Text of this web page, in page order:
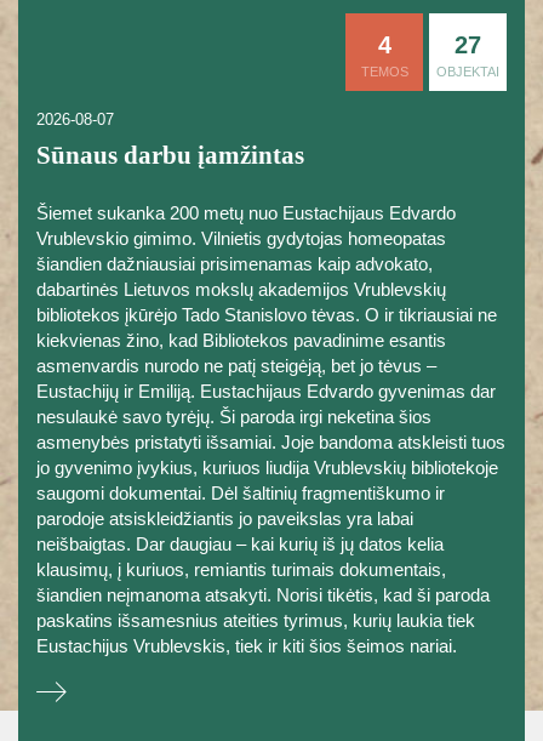
4
TEMOS
27
OBJEKTAI
2026-08-07
Sūnaus darbu įamžintas
Šiemet sukanka 200 metų nuo Eustachijaus Edvardo
Vrublevskio gimimo. Vilnietis gydytojas homeopatas
šiandien dažniausiai prisimenamas kaip advokato,
dabartinės Lietuvos mokslų akademijos Vrublevskių
bibliotekos įkūrėjo Tado Stanislovo tėvas. O ir tikriausiai ne
kiekvienas žino, kad Bibliotekos pavadinime esantis
asmenvardis nurodo ne patį steigėją, bet jo tėvus –
Eustachijų ir Emiliją. Eustachijaus Edvardo gyvenimas dar
nesulaukė savo tyrėjų. Ši paroda irgi neketina šios
asmenybės pristatyti išsamiai. Joje bandoma atskleisti tuos
jo gyvenimo įvykius, kuriuos liudija Vrublevskių bibliotekoje
saugomi dokumentai. Dėl šaltinių fragmentiškumo ir
parodoje atsiskleidžiantis jo paveikslas yra labai
neišbaigtas. Dar daugiau – kai kurių iš jų datos kelia
klausimų, į kuriuos, remiantis turimais dokumentais,
šiandien neįmanoma atsakyti. Norisi tikėtis, kad ši paroda
paskatins išsamesnius ateities tyrimus, kurių laukia tiek
Eustachijus Vrublevskis, tiek ir kiti šios šeimos nariai.